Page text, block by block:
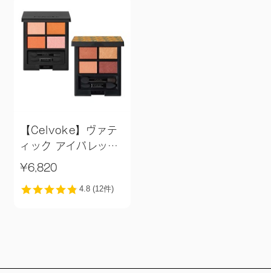
【Celvoke】ヴァテ
ィック アイパレット
［12,EX14］
¥6,820